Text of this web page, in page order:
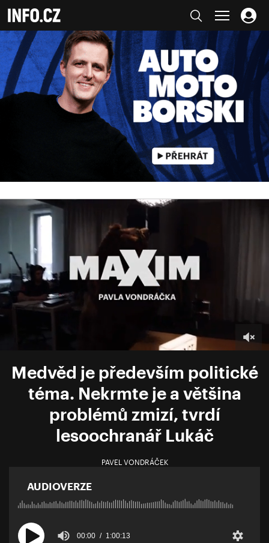
Medvěd je především politické
téma. Nekrmte je a většina
problémů zmizí, tvrdí
lesoochranář Lukáč
PAVEL VONDRÁČEK
AUDIOVERZE
00:00 1:00:13